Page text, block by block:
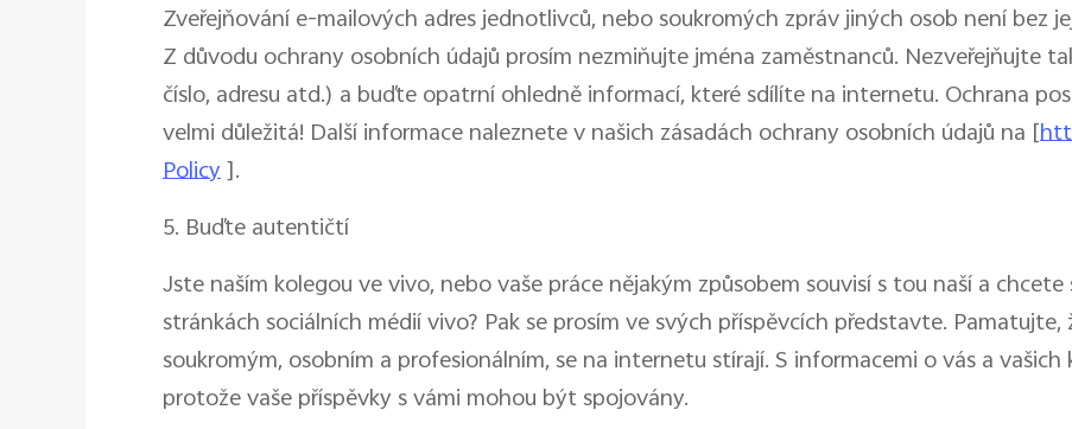
Zveřejňování e-mailových adres jednotlivců, nebo soukromých zpráv jiných osob není bez
Z důvodu ochrany osobních údajů prosím nezmiňujte jména zaměstnanců. Nezveřejňujte
číslo, adresu atd.) a buďte opatrní ohledně informací, které sdílíte na internetu. Ochrana
velmi důležitá! Další informace naleznete v našich zásadách ochrany osobních údajů na [
Policy].
5. Buďte autentičtí
Jste naším kolegou ve vivo, nebo vaše práce nějakým způsobem souvisí s tou naší a
stránkách sociálních médií vivo? Pak se prosím ve svých příspěvcích představte.
soukromým, osobním a profesionálním, se na internetu stírají. S informacemi o vás a
protože vaše příspěvky s vámi mohou být spojovány.